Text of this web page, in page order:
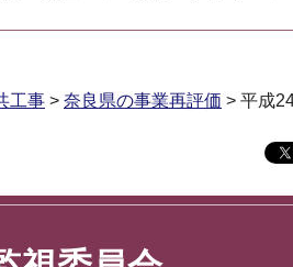
工事 > 奈良県の事業再評価 > 平成